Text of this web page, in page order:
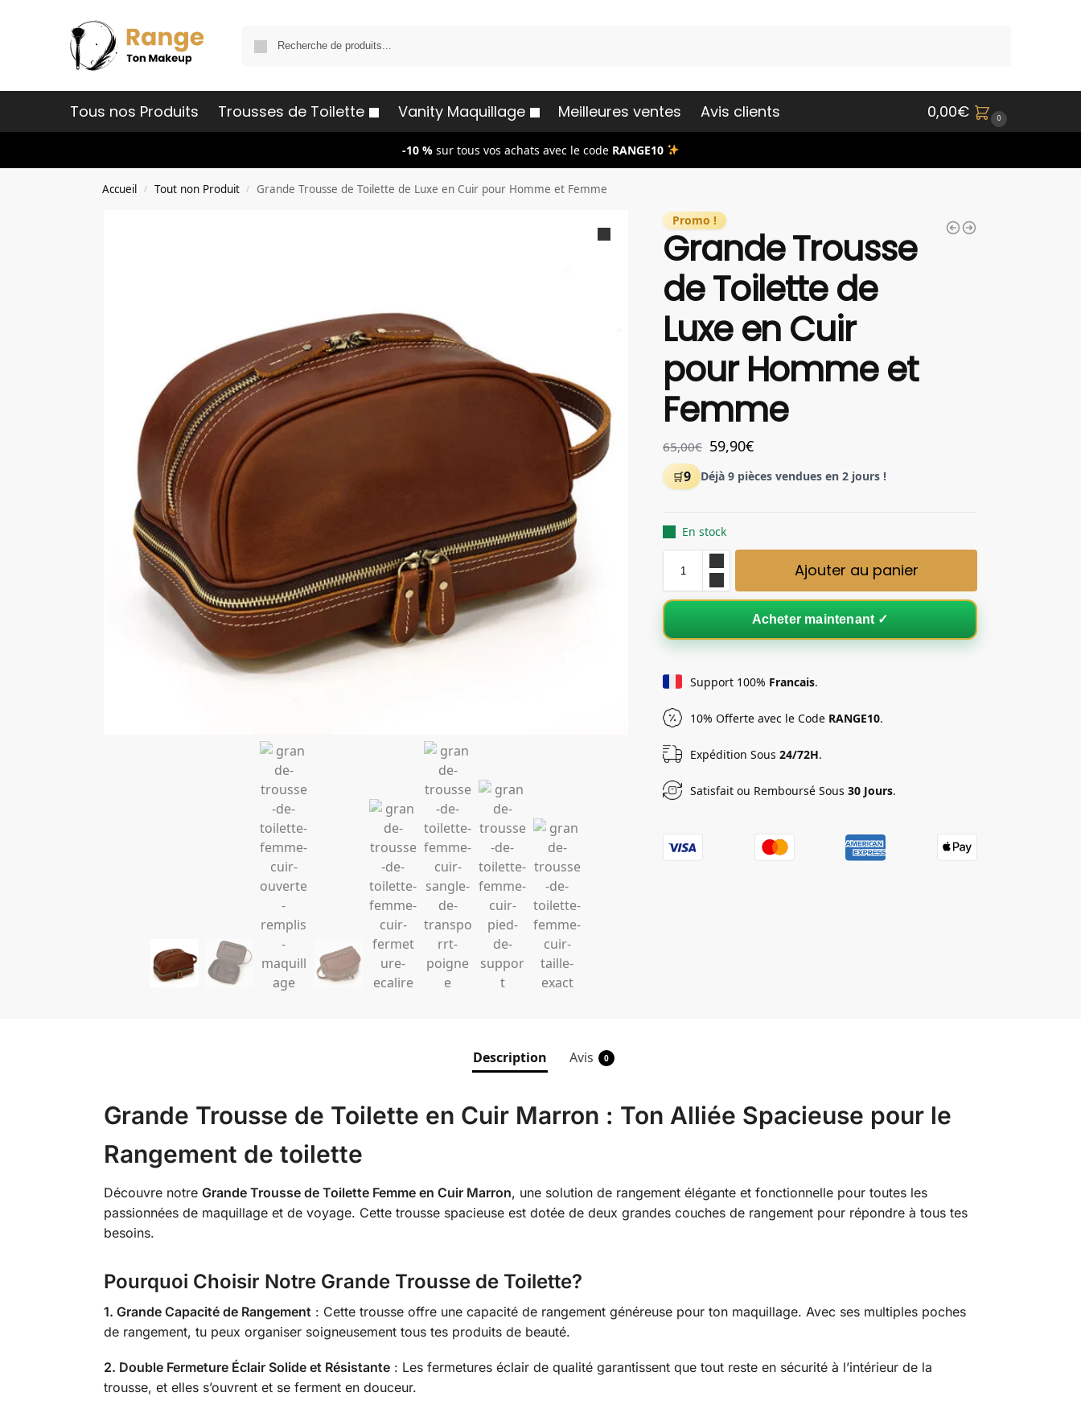
Tous nos Produits Trousses de Toilette Vanity Maquillage Meilleures ventes Avis clients 0,00€ 0
-10 % sur tous vos achats avec le codeRANGE10
Accueil / Tout non Produit / Grande Trousse de Toilette de Luxe en Cuir pour Homme et Femme
Promo !
Grande Trousse
de Toilette de
Luxe en Cuir
pour Homme et
Femme
65,00€ 59,90€
9 Déjà 9 pièces vendues en 2 jours !
En stock
Ajouter au panier
Acheter maintenant ✓
Support 100% Francais.
10% Offerte avec le Code RANGE10.
Expédition Sous24/72H.
Satisfait ou Remboursé Sous30 Jours.
Description Avis 0
Grande Trousse de Toilette en Cuir Marron : Ton Alliée Spacieuse pour le
Rangement de toilette
Découvre notre Grande Trousse de Toilette Femme en Cuir Marron, une solution de rangement élégante et fonctionnelle pour toutes les
passionnées de maquillage et de voyage. Cette trousse spacieuse est dotée de deux grandes couches de rangement pour répondre à tous tes
besoins.
Pourquoi Choisir Notre Grande Trousse de Toilette?
1. Grande Capacité de Rangement : Cette trousse offre une capacité de rangement généreuse pour ton maquillage. Avec ses multiples poches
de rangement, tu peux organiser soigneusement tous tes produits de beauté.
2. Double Fermeture Éclair Solide et Résistante: Les fermetures éclair de qualité garantissent que tout reste en sécurité à l’intérieur de la
trousse, et elles s’ouvrent et se ferment en douceur.